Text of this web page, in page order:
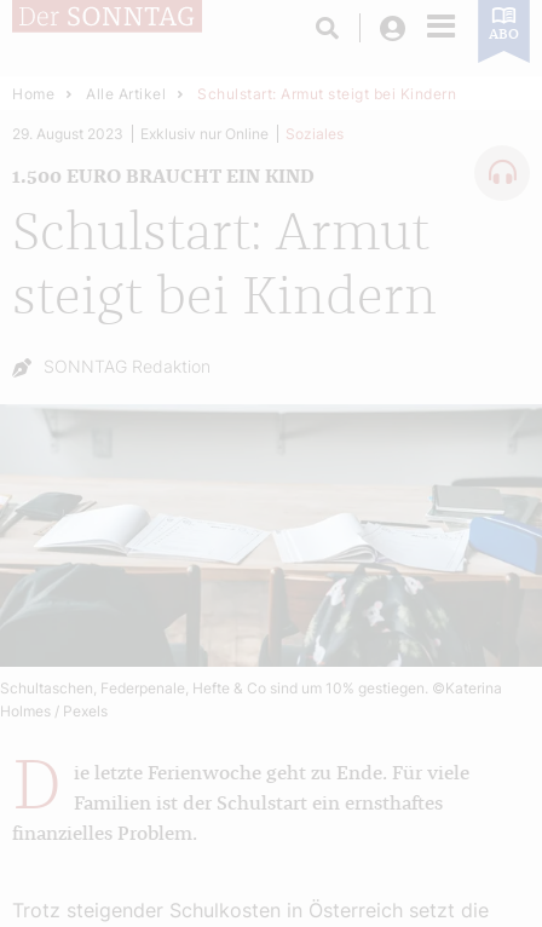
Login ABO
Home Alle Artikel Schulstart: Armut steigt bei Kindern
Schulstart: Armut
steigt bei Kindern
1.500 EURO BRAUCHT EIN KIND
29. August 2023 Exklusiv nur Online Soziales
Autor:
SONNTAG Redaktion
Schultaschen, Federpenale, Hefte & Co sind um 10% gestiegen. ©Katerina
Holmes / Pexels
D
ie letzte Ferienwoche geht zu Ende. Für viele
Familien ist der Schulstart ein ernsthaftes
finanzielles Problem.
Trotz steigender Schulkosten in Österreich setzt die